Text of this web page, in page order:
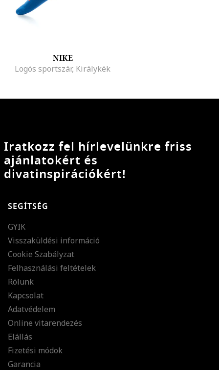
NIKE
Logós sportszár, Királykék
Iratkozz fel hírlevelünkre friss
ajánlatokért és
divatinspirációkért!
SEGÍTSÉG
GYIK
Visszaküldési információ
Cookie Szabályzat
Felhasználási feltételek
Rólunk
Kapcsolat
Adatvédelem
Online vitarendezés
Elállás
Fizetési módok
Garancia